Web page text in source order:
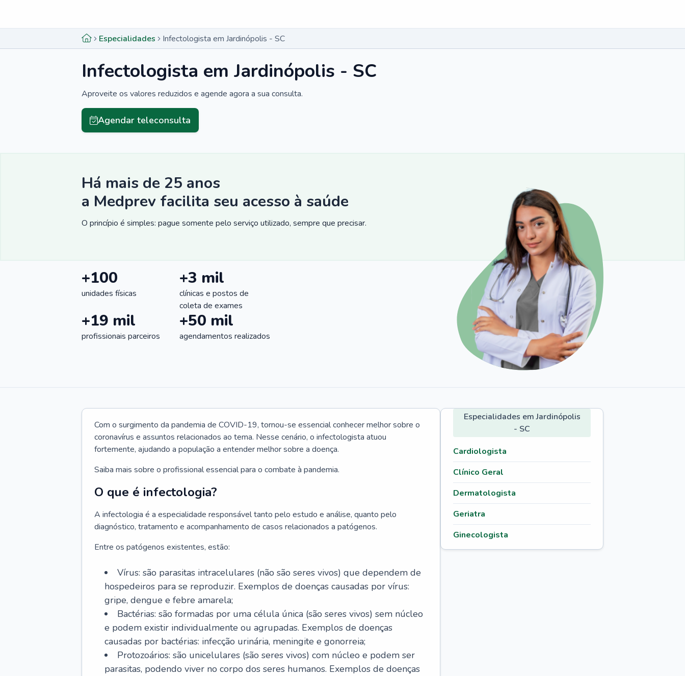
Especialidades Infectologista em Jardinópolis - SC
Infectologista em Jardinópolis - SC
Aproveite os valores reduzidos e agende agora a sua consulta.
Agendar teleconsulta
Há mais de 25 anos
a Medprev facilita seu acesso à saúde
O princípio é simples: pague somente pelo serviço utilizado, sempre que precisar.
+100
unidades físicas
+3 mil
clínicas e postos de
coleta de exames
+19 mil
profissionais parceiros
+50 mil
agendamentos realizados
Com o surgimento da pandemia de COVID-19, tornou-se essencial conhecer melhor sobre o
coronavírus e assuntos relacionados ao tema. Nesse cenário, o infectologista atuou
fortemente, ajudando a população a entender melhor sobre a doença.
Saiba mais sobre o profissional essencial para o combate à pandemia.
O que é infectologia?
A infectologia é a especialidade responsável tanto pelo estudo e análise, quanto pelo
diagnóstico, tratamento e acompanhamento de casos relacionados a patógenos.
Entre os patógenos existentes, estão:
Vírus: são parasitas intracelulares (não são seres vivos) que dependem de
hospedeiros para se reproduzir. Exemplos de doenças causadas por vírus:
gripe, dengue e febre amarela;
Bactérias: são formadas por uma célula única (são seres vivos) sem núcleo
e podem existir individualmente ou agrupadas. Exemplos de doenças
causadas por bactérias: infecção urinária, meningite e gonorreia;
Protozoários: são unicelulares (são seres vivos) com núcleo e podem ser
parasitas, podendo viver no corpo dos seres humanos. Exemplos de doenças
Especialidades em Jardinópolis
- SC
Cardiologista
Clínico Geral
Dermatologista
Geriatra
Ginecologista